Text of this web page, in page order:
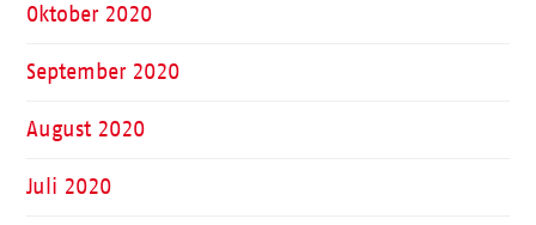
Oktober 2020
September 2020
August 2020
Juli 2020